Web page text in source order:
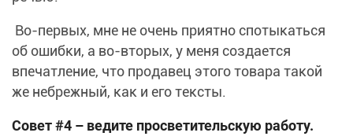
Во-первых, мне не очень приятно спотыкаться
об ошибки, а во-вторых, у меня создается
впечатление, что продавец этого товара такой
же небрежный, как и его тексты.
Совет #4 – ведите просветительскую работу.